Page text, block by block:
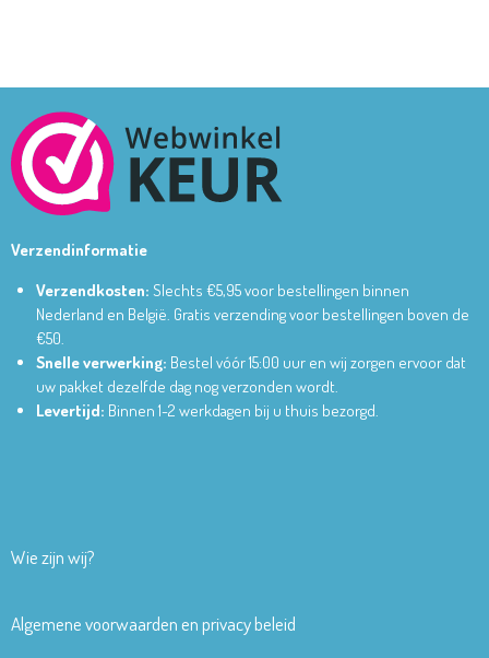
Verzendinformatie
Verzendkosten: Slechts €5,95 voor bestellingen binnen
Nederland en België. Gratis verzending voor bestellingen boven de
€50.
Snelle verwerking: Bestel vóór 15:00 uur en wij zorgen ervoor dat
uw pakket dezelfde dag nog verzonden wordt.
Levertijd: Binnen 1-2 werkdagen bij u thuis bezorgd.
Wie zijn wij?
Algemene voorwaarden en privacy beleid